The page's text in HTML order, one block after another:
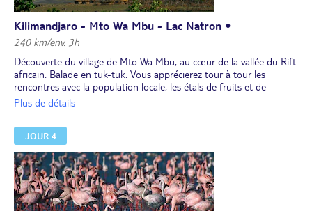
Kilimandjaro - Mto Wa Mbu - Lac Natron •
240 km/env. 3h
Découverte du village de Mto Wa Mbu, au cœur de la vallée du Rift
africain. Balade en tuk-tuk. Vous apprécierez tour à tour les
rencontres avec la population locale, les étals de fruits et de
légumes et l’artisanat local. Visite d’un atelier de peinture et de
Déjeuner traditionnel africain.
Poursuite vers le lac Natron. Arrivée en fin de journée et
installation, pour 2 nuits, dans votre camp situé face au mont
Lengai, la montagne sacrée des Masaïs.
Dîner et nuit au lodge ( tente safari).
Plus de détails
JOUR 4